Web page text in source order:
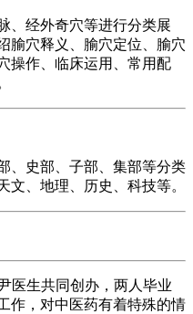
、经外奇穴等进行分类展
腧穴释义、腧穴定位、腧穴
操作、临床运用、常用配
、史部、子部、集部等分类
文、地理、历史、科技等。
医生共同创办，两人毕业
作，对中医药有着特殊的情